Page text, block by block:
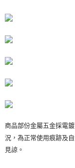
資料（包含姓名、電話
3.完整用戶服務條款，請
※ 交易是否成功請以「
１．透過由恩沛科技股
權轉讓予恩沛科技股份有
２．關於個人資料處理
３．未成年的使用者請
任。
時審查核予不同之上限
請求用戶進行身份認證。
京站台北店客服中心
免運費
商品部份金屬五金採電
況，為正常使用痕跡及
見諒。